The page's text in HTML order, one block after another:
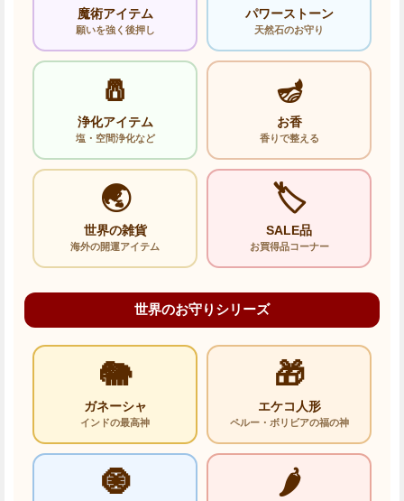
魔術アイテム
願いを強く後押し
パワーストーン
天然石のお守り
🧂
浄化アイテム
塩・空間浄化など
🪔
お香
香りで整える
🌏
世界の雑貨
海外の開運アイテム
🏷️
SALE品
お買得品コーナー
世界のお守りシリーズ
🐘
ガネーシャ
インドの最高神
🎁
エケコ人形
ペルー・ボリビアの福の神
🧿 🌶️